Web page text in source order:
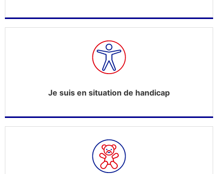
Je suis en situation de handicap